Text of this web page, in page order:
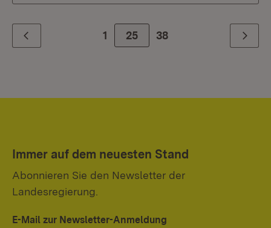
Zurück 1 Zur Seite
25 38 Weiter
Immer auf dem neuesten Stand
Abonnieren Sie den Newsletter der
Landesregierung.
E-Mail zur Newsletter-Anmeldung